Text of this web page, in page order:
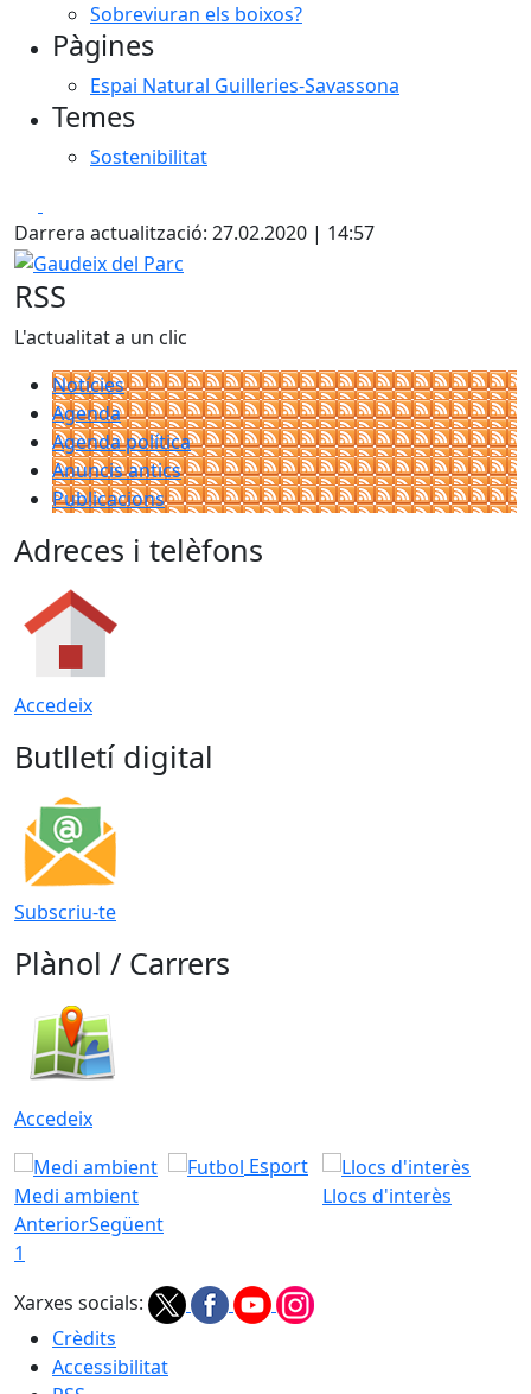
Sobreviuran els boixos?
Pàgines
Espai Natural Guilleries-Savassona
Temes
Sostenibilitat
Darrera actualització: 27.02.2020 | 14:57
Gaudeix del Parc
RSS
L'actualitat a un clic
Notícies
Agenda
Agenda política
Anuncis antics
Publicacions
Adreces i telèfons
Accedeix
Butlletí digital
Subscriu-te
Plànol / Carrers
Accedeix
Medi ambient
Esport
Llocs d'interès
AnteriorSegüent
1
Xarxes socials:
Crèdits
Accessibilitat